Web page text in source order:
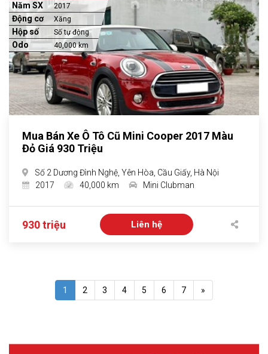
Năm SX 2017
Động cơ Xăng
Hộp số Số tự động
Odo 40,000 km
Mua Bán Xe Ô Tô Cũ Mini Cooper 2017 Màu
Đỏ Giá 930 Triệu
Số 2 Dương Đình Nghệ, Yên Hòa, Cầu Giấy, Hà Nội
2017
40,000 km Mini Clubman
930 triệu Liên hệ
1 2 3 4 5 6 7 »